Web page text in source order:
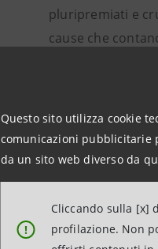
Questo sito utilizza cookie
comunicazioni pubblicitarie
da un sito web diverso da
!
Cliccando sulla [x]
profilazione. Non
pluripremiati e
cause che
donato a oggi
della proprietà di
*Per saperne di
Seguiteci su:
PR: Arianna